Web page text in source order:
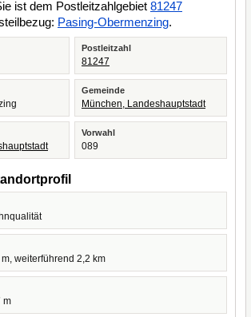
ist dem Postleitzahlgebiet 81247
Pasing-Obermenzing.
Postleitzahl
81247
Gemeinde
München, Landeshauptstadt
Vorwahl
089
weiterführend 2,2 km
m